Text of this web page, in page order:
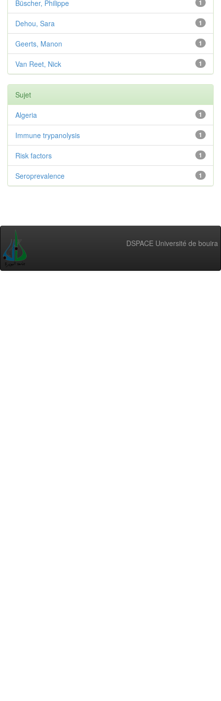
1
Büscher, Philippe
1
Dehou, Sara
1
Geerts, Manon
1
Van Reet, Nick
Sujet
1
Algeria
1
Immune trypanolysis
1
Risk factors
1
Seroprevalence
DSPACE Université de bouira